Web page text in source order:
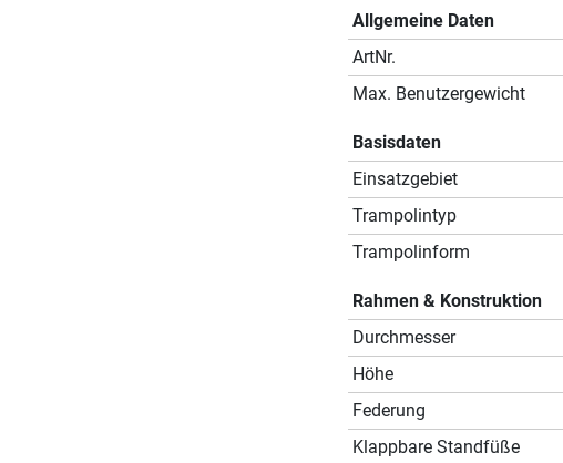
Allgemeine Daten
ArtNr.
Max. Benutzergewicht
Basisdaten
Einsatzgebiet
Trampolintyp
Trampolinform
Rahmen & Konstruktion
Durchmesser
Höhe
Federung
Klappbare Standfüße